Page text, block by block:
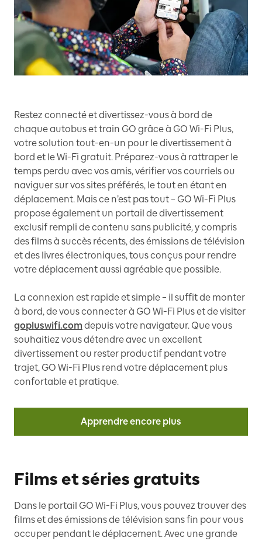
Restez connecté et divertissez-vous à bord de
chaque autobus et train GO grâce à GO Wi-Fi Plus,
votre solution tout-en-un pour le divertissement à
bord et le Wi-Fi gratuit. Préparez-vous à rattraper le
temps perdu avec vos amis, vérifier vos courriels ou
naviguer sur vos sites préférés, le tout en étant en
déplacement. Mais ce n’est pas tout – GO Wi-Fi Plus
propose également un portail de divertissement
exclusif rempli de contenu sans publicité, y compris
des films à succès récents, des émissions de télévision
et des livres électroniques, tous conçus pour rendre
votre déplacement aussi agréable que possible.
La connexion est rapide et simple – il suffit de monter
à bord, de vous connecter à GO Wi-Fi Plus et de visiter
gopluswifi.com depuis votre navigateur. Que vous
souhaitiez vous détendre avec un excellent
divertissement ou rester productif pendant votre
trajet, GO Wi-Fi Plus rend votre déplacement plus
confortable et pratique.
Apprendre encore plus
Films et séries gratuits
Dans le portail GO Wi-Fi Plus, vous pouvez trouver des
films et des émissions de télévision sans fin pour vous
occuper pendant le déplacement. Avec une grande